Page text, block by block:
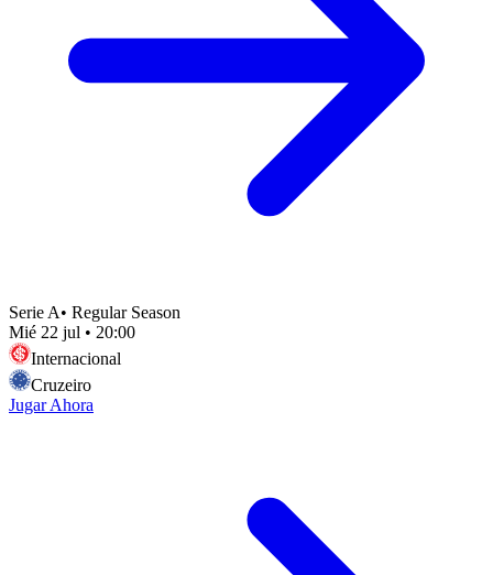
Serie A• Regular Season
Mié 22 jul • 20:00
Internacional
Cruzeiro
Jugar Ahora